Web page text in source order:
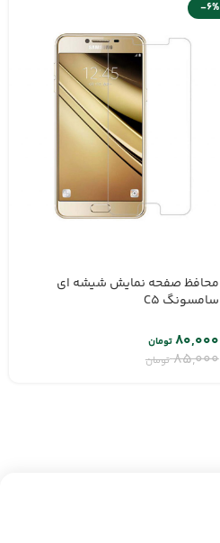
-6%
محافظ صفحه نمایش شیشه ای
سامسونگ C5
۸۵,۰۰۰ تومان
۸۰,۰۰۰تومان